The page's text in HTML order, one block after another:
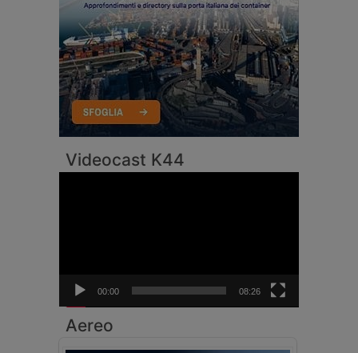
Videocast K44
00:00 08:26
Aereo